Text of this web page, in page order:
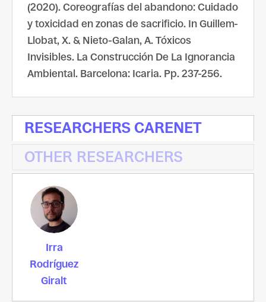
(2020). Coreografías del abandono: Cuidado
y toxicidad en zonas de sacrificio. In Guillem-
Llobat, X. & Nieto-Galan, A. Tóxicos
Invisibles. La Construcción De La Ignorancia
Ambiental. Barcelona: Icaria. Pp. 237-256.
RESEARCHERS CARENET
OTHER RESEARCHERS
Irra
Rodríguez
Giralt